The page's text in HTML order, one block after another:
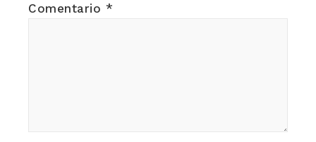
Comentario *